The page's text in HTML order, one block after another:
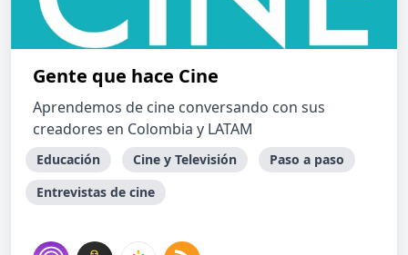
Gente que hace Cine
Aprendemos de cine conversando con sus
creadores en Colombia y LATAM
Educación Cine y Televisión
Paso a paso
Entrevistas de cine